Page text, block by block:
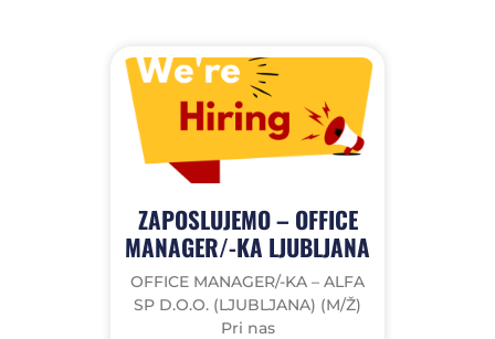
ZAPOSLUJEMO – OFFICE
MANAGER/-KA LJUBLJANA
OFFICE MANAGER/-KA – ALFA
SP D.O.O. (LJUBLJANA) (M/Ž)
Pri nas